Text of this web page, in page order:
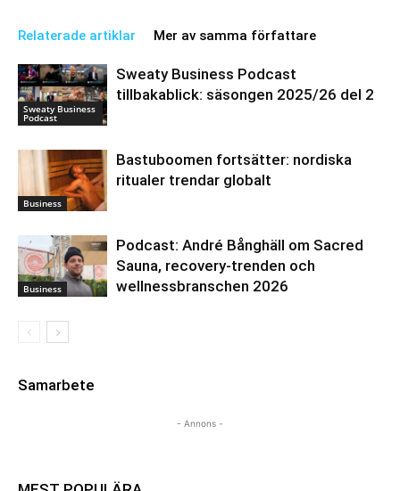
Relaterade artiklar Mer av samma författare
Sweaty Business
Podcast
Sweaty Business Podcast
tillbakablick: säsongen 2025/26 del 2
Business
Bastuboomen fortsätter: nordiska
ritualer trendar globalt
Business
Podcast: André Bånghäll om Sacred
Sauna, recovery-trenden och
wellnessbranschen 2026
Samarbete
- Annons -